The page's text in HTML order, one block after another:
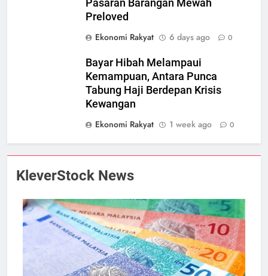
Pasaran Barangan Mewah
Preloved
Ekonomi Rakyat
6 days ago 0
Bayar Hibah Melampaui
Kemampuan, Antara Punca
Tabung Haji Berdepan Krisis
Kewangan
Ekonomi Rakyat
1 week ago 0
KleverStock News